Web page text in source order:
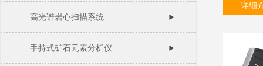
高光谱岩心扫描系统
手持式矿石元素分析仪
详细